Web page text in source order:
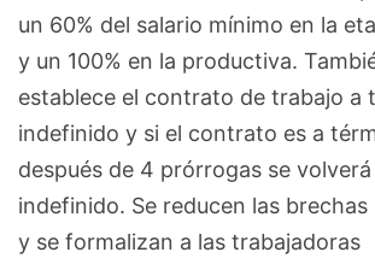
un 60% del salario mínimo en la
y un 100% en la productiva.
establece el contrato de trabajo a
indefinido y si el contrato es a
después de 4 prórrogas se volverá
indefinido. Se reducen las brechas
y se formalizan a las trabajadoras